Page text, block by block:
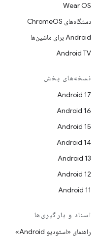
Wear OS
دستگاه‌های ChromeOS
Android برای ماشین‌ها
Android TV
نسخه‌های پخش
Android 17
Android 16
Android 15
Android 14
Android 13
Android 12
Android 11
اسناد و بارگیری‌ها
راهنمای «استودیو Android»